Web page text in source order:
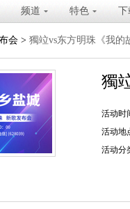
频道 特色 下
会 > 獨竝vs东方明珠《我的
獨
活动时
活动地
活动分